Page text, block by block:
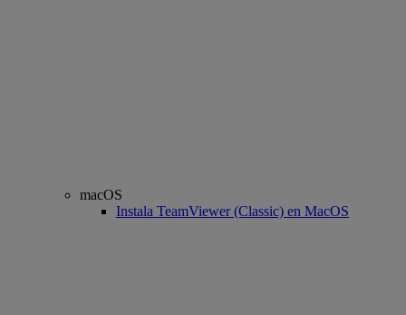
macOS
Instala TeamViewer (Classic) en MacOS